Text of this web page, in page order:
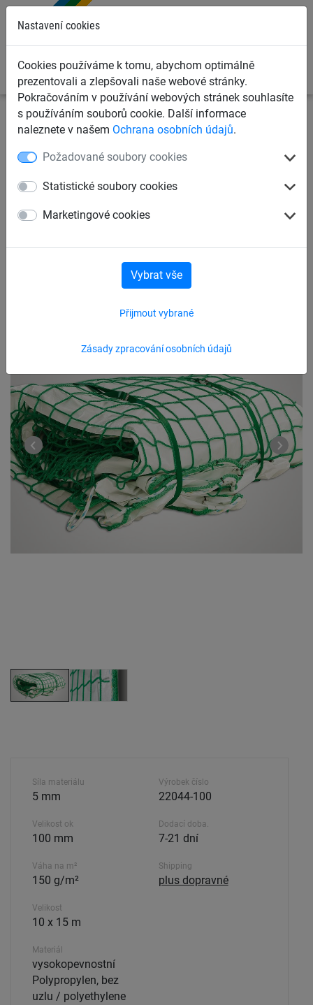
Nastavení cookies
Cookies používáme k tomu, abychom optimálně
prezentovali a zlepšovali naše webové stránky.
Pokračováním v používání webových stránek souhlasíte
s používáním souborů cookie. Další informace
naleznete v našem Ochrana osobních údajů.
Požadované soubory cookies
Statistické soubory cookies
Marketingové cookies
Zásady zpracování osobních údajů
Přijmout vybrané
Vybrat vše
Záchytné bezpečnostní sítě
Záchytné sítě proti pádu
Záchytná síť a neprodyšná
plachta 10 x 15 m
Síla materiálu
5 mm
Velikost ok
100 mm
Váha na m²
150 g/m²
Velikost
10 x 15 m
Materiál
vysokopevnostní
Polypropylen, bez
uzlu / polyethylene
Výrobek číslo
22044-100
Dodací doba.
7-21 dní
Shipping
plus dopravné